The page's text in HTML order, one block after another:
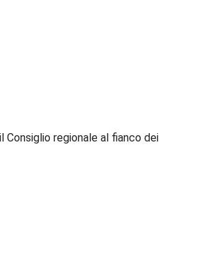
Consiglio regionale al fianco dei